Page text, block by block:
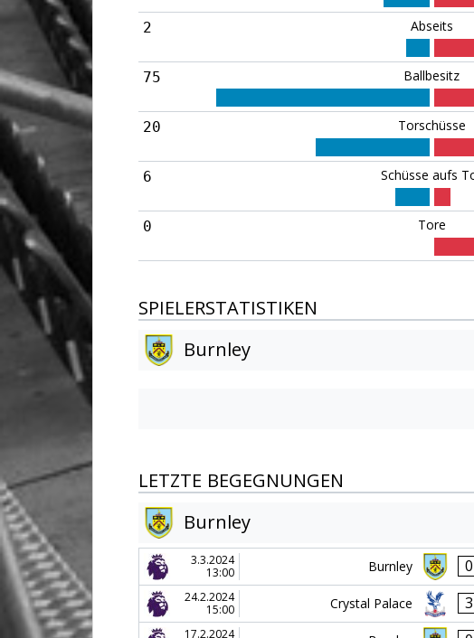
2 Abseits
75 Ballbesitz
20 Torschüsse
6 Schüsse aufs
0 Tore
SPIELERSTATISTIKEN
Burnley
LETZTE BEGEGNUNGEN
Burnley
3.3.2024
13:00
Burnley 0
24.2.2024
15:00
Crystal Palace 3
17.2.2024